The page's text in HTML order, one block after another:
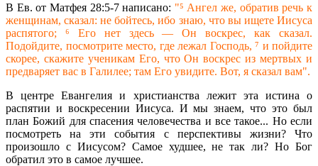
В Ев. от Матфея 28:5-7 написано: "⁵ Ангел же, обратив речь к
женщинам, сказал: не бойтесь, ибо знаю, что вы ищете Иисуса
распятого; ⁶ Его нет здесь — Он воскрес, как сказал.
Подойдите, посмотрите место, где лежал Господь, ⁷ и пойдите
скорее, скажите ученикам Его, что Он воскрес из мертвых и
предваряет вас в Галилее; там Его увидите. Вот, я сказал вам".
В центре Евангелия и христианства лежит эта истина о
распятии и воскресении Иисуса. И мы знаем, что это был
план Божий для спасения человечества и все такое... Но если
посмотреть на эти события с перспективы жизни? Что
произошло с Иисусом? Самое худшее, не так ли? Но Бог
обратил это в самое лучшее.